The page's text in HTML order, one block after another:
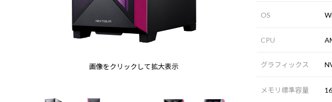
画像をクリックして拡大表示
OS
CPU
グラフィックス
メモリ標準容量